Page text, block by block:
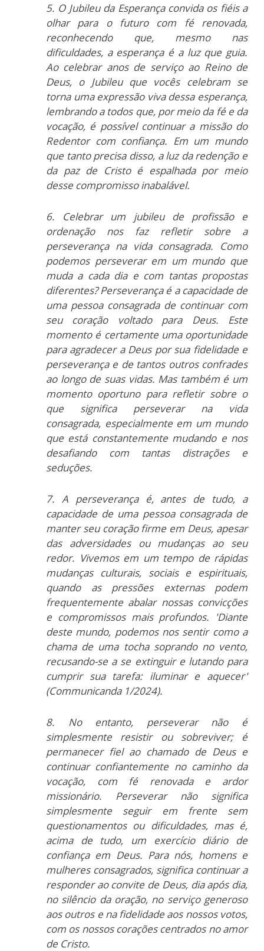
5. O Jubileu da Esperança convida os fiéis a
olhar para o futuro com fé renovada,
reconhecendo que, mesmo nas
dificuldades, a esperança é a luz que guia.
Ao celebrar anos de serviço ao Reino de
Deus, o Jubileu que vocês celebram se
torna uma expressão viva dessa esperança,
lembrando a todos que, por meio da fé e da
vocação, é possível continuar a missão do
Redentor com confiança. Em um mundo
que tanto precisa disso, a luz da redenção e
da paz de Cristo é espalhada por meio
desse compromisso inabalável.
6. Celebrar um jubileu de profissão e
ordenação nos faz refletir sobre a
perseverança na vida consagrada. Como
podemos perseverar em um mundo que
muda a cada dia e com tantas propostas
diferentes? Perseverança é a capacidade de
uma pessoa consagrada de continuar com
seu coração voltado para Deus. Este
momento é certamente uma oportunidade
para agradecer a Deus por sua fidelidade e
perseverança e de tantos outros confrades
ao longo de suas vidas. Mas também é um
momento oportuno para refletir sobre o
que significa perseverar na vida
consagrada, especialmente em um mundo
que está constantemente mudando e nos
desafiando com tantas distrações e
seduções.
7. A perseverança é, antes de tudo, a
capacidade de uma pessoa consagrada de
manter seu coração firme em Deus, apesar
das adversidades ou mudanças ao seu
redor. Vivemos em um tempo de rápidas
mudanças culturais, sociais e espirituais,
quando as pressões externas podem
frequentemente abalar nossas convicções
e compromissos mais profundos. 'Diante
deste mundo, podemos nos sentir como a
chama de uma tocha soprando no vento,
recusando-se a se extinguir e lutando para
cumprir sua tarefa: iluminar e aquecer'
(Communicanda 1/2024).
8. No entanto, perseverar não é
simplesmente resistir ou sobreviver; é
permanecer fiel ao chamado de Deus e
continuar confiantemente no caminho da
vocação, com fé renovada e ardor
missionário. Perseverar não significa
simplesmente seguir em frente sem
questionamentos ou dificuldades, mas é,
acima de tudo, um exercício diário de
confiança em Deus. Para nós, homens e
mulheres consagrados, significa continuar a
responder ao convite de Deus, dia após dia,
no silêncio da oração, no serviço generoso
aos outros e na fidelidade aos nossos votos,
com os nossos corações centrados no amor
de Cristo.